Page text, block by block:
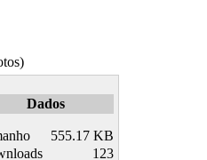
Dados
555.17 KB
123